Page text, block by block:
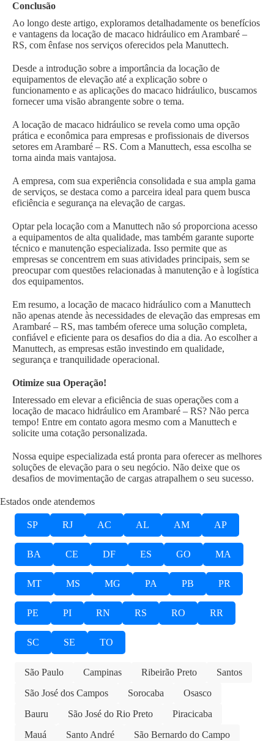
Conclusão
Ao longo deste artigo, exploramos detalhadamente os benefícios
e vantagens da locação de macaco hidráulico em Arambaré –
RS, com ênfase nos serviços oferecidos pela Manuttech.
Desde a introdução sobre a importância da locação de
equipamentos de elevação até a explicação sobre o
funcionamento e as aplicações do macaco hidráulico, buscamos
fornecer uma visão abrangente sobre o tema.
A locação de macaco hidráulico se revela como uma opção
prática e econômica para empresas e profissionais de diversos
setores em Arambaré – RS. Com a Manuttech, essa escolha se
torna ainda mais vantajosa.
A empresa, com sua experiência consolidada e sua ampla gama
de serviços, se destaca como a parceira ideal para quem busca
eficiência e segurança na elevação de cargas.
Optar pela locação com a Manuttech não só proporciona acesso
a equipamentos de alta qualidade, mas também garante suporte
técnico e manutenção especializada. Isso permite que as
empresas se concentrem em suas atividades principais, sem se
preocupar com questões relacionadas à manutenção e à logística
dos equipamentos.
Em resumo, a locação de macaco hidráulico com a Manuttech
não apenas atende às necessidades de elevação das empresas em
Arambaré – RS, mas também oferece uma solução completa,
confiável e eficiente para os desafios do dia a dia. Ao escolher a
Manuttech, as empresas estão investindo em qualidade,
segurança e tranquilidade operacional.
Otimize sua Operação!
Interessado em elevar a eficiência de suas operações com a
locação de macaco hidráulico em Arambaré – RS? Não perca
tempo! Entre em contato agora mesmo com a Manuttech e
solicite uma cotação personalizada.
Nossa equipe especializada está pronta para oferecer as melhores
soluções de elevação para o seu negócio. Não deixe que os
desafios de movimentação de cargas atrapalhem o seu sucesso.
Estados onde atendemos
SP RJ AC AL AM AP
BA CE DF ES GO MA
MT MS MG PA PB PR
PE PI RN RS RO RR
SC SE TO
São Paulo Campinas Ribeirão Preto
Santos
São José dos Campos
Sorocaba
Osasco
Bauru
São José do Rio Preto
Piracicaba
Mauá
Santo André
São Bernardo do Campo